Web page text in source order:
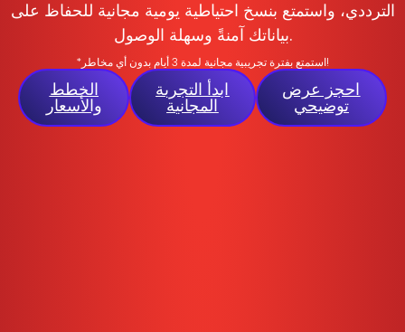
الترددي، واستمتع بنسخ احتياطية يومية مجانية للحفاظ على
بياناتك آمنةً وسهلة الوصول.
الخطط
والأسعار
ابدأ التجربة
المجانية
احجز عرض
توضيحي
*استمتع بفترة تجريبية مجانية لمدة 3 أيام بدون أي مخاطر!